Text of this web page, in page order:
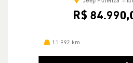
MAIS